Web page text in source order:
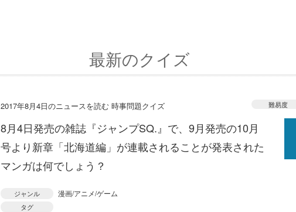
最新のクイズ
2017年8月4日のニュースを読む 時事問題クイズ 難易度
8月4日発売の雑誌『ジャンプSQ.』で、9月発売の10月
号より新章「北海道編」が連載されることが発表された
マンガは何でしょう？
ジャンル 漫画/アニメ/ゲーム
タグ